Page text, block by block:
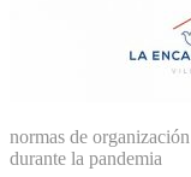
normas de
durante la pandemia